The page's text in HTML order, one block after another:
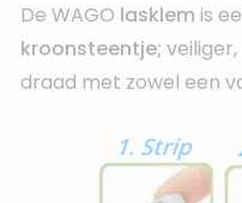
De WAGO lasklem is
kroonsteentje;
draad met zowel een